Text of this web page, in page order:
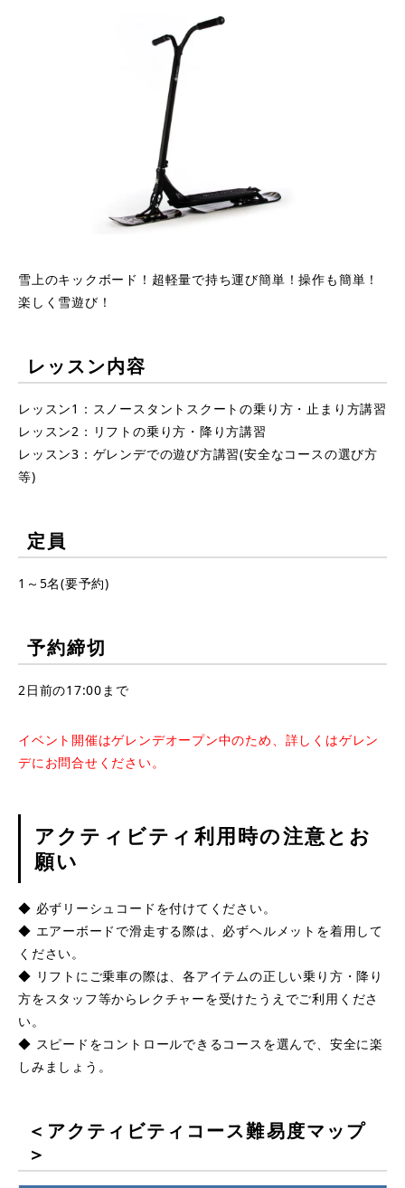
雪上のキックボード！超軽量で持ち運び簡単！操作も簡単！
楽しく雪遊び！
レッスン内容
レッスン1：スノースタントスクートの乗り方・止まり方講習
レッスン2：リフトの乗り方・降り方講習
レッスン3：ゲレンデでの遊び方講習(安全なコースの選び方
等)
定員
1～5名(要予約)
予約締切
2日前の17:00まで
イベント開催はゲレンデオープン中のため、詳しくはゲレン
デにお問合せください。
アクティビティ利用時の注意とお
願い
◆ 必ずリーシュコードを付けてください。
◆ エアーボードで滑走する際は、必ずヘルメットを着用して
ください。
◆ リフトにご乗車の際は、各アイテムの正しい乗り方・降り
方をスタッフ等からレクチャーを受けたうえでご利用くださ
い。
◆ スピードをコントロールできるコースを選んで、安全に楽
しみましょう。
＜アクティビティコース難易度マップ
＞